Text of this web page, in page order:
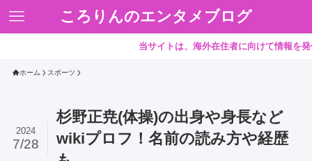
ころりんのエンタメブログ
当サイトは、海外在住者に向けて情報を発信してい
ホーム スポーツ
杉野正尭(体操)の出身や身長など
wikiプロフ！名前の読み方や経歴
2024
7/28